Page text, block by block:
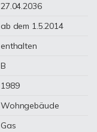
27.04.2036
ab dem 1.5.2014
enthalten
B
1989
Wohngebäude
Gas